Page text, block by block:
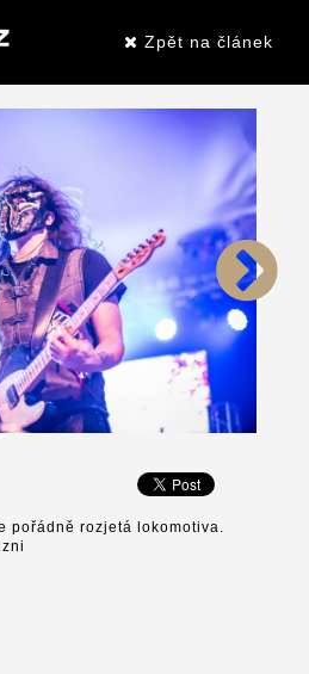
Zpět na článek
pořádně rozjetá lokomotiva.